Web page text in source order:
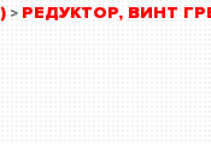
> РЕДУКТОР, ВИНТ